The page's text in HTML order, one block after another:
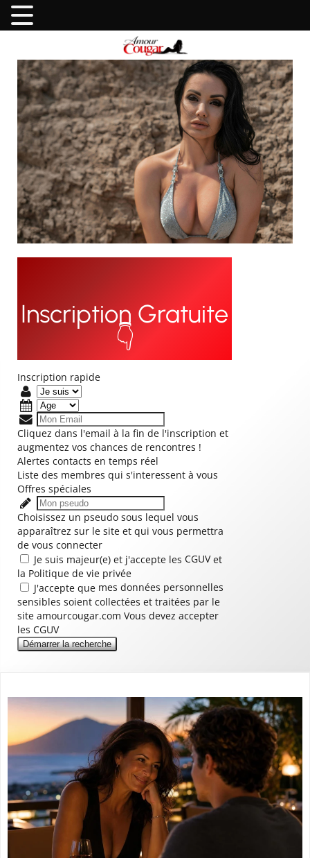
Inscription Gratuite
👇
Inscription rapide
Cliquez dans l'email à la fin de l'inscription et
augmentez vos chances de rencontres !
Alertes contacts en temps réel
Liste des membres qui s'interessent à vous
Offres spéciales
Choisissez un pseudo sous lequel vous
apparaîtrez sur le site et qui vous permettra
de vous connecter
Je suis majeur(e) et j'accepte les CGUVet
la Politique de vie privée
J'accepte que mes données personnelles
sensibles soient collectées et traitées par le
site amourcougar.com Vous devez accepter
les CGUV
Démarrer la recherche